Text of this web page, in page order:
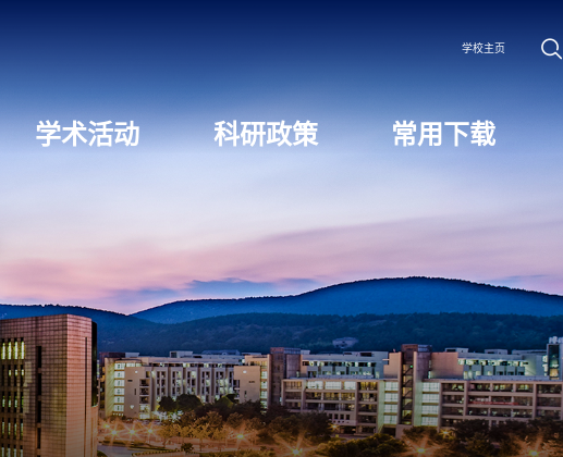
学校主页
学术活动 科研政策 常用下载